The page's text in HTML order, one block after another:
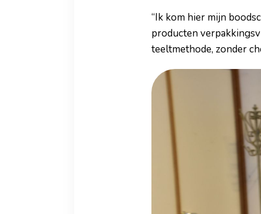
“Ik kom hier mijn
producten
teeltmethode, zonder